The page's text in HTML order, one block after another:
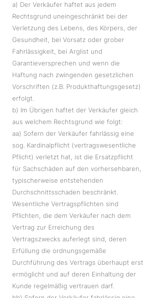
a) Der Verkäufer haftet aus jedem
Rechtsgrund uneingeschränkt bei der
Verletzung des Lebens, des Körpers, der
Gesundheit, bei Vorsatz oder grober
Fahrlässigkeit, bei Arglist und
Garantieversprechen und wenn die
Haftung nach zwingenden gesetzlichen
Vorschriften (z.B. Produkthaftungsgesetz)
erfolgt.
b) Im Übrigen haftet der Verkäufer gleich
aus welchem Rechtsgrund wie folgt:
aa) Sofern der Verkäufer fahrlässig eine
sog. Kardinalpflicht (vertragswesentliche
Pflicht) verletzt hat, ist die Ersatzpflicht
für Sachschäden auf den vorhersehbaren,
typischerweise entstehenden
Durchschnittsschaden beschränkt.
Wesentliche Vertragspflichten sind
Pflichten, die dem Verkäufer nach dem
Vertrag zur Erreichung des
Vertragszwecks auferlegt sind, deren
Erfüllung die ordnungsgemäße
Durchführung des Vertrags überhaupt erst
ermöglicht und auf deren Einhaltung der
Kunde regelmäßig vertrauen darf.